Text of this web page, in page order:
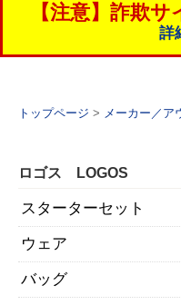
【注意】詐欺
詳
トップページ > メーカー／ア
ロゴス LOGOS
スターターセット
ウェア
バッグ